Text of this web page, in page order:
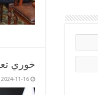
خوري
2024-11-16